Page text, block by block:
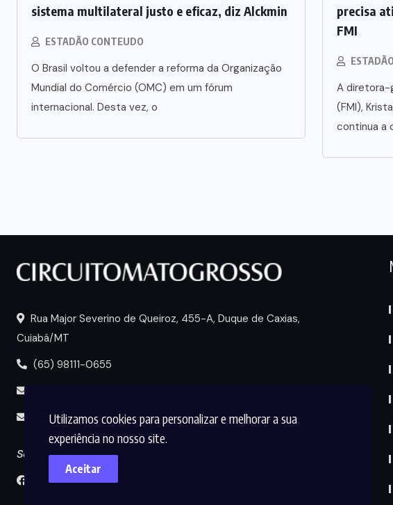
Utilizamos cookies para personalizar e melhorar a sua
experiência no nosso site.
Aceitar
sistema multilateral justo e eficaz, diz Alckmin
ESTADÃO CONTEUDO
O Brasil voltou a defender a reforma da Organização
Mundial do Comércio (OMC) em um fórum
internacional. Desta vez, o
precisa
FMI
A diretora-
(FMI),
continua a
Rua Major Severino de Queiroz, 455-A, Duque de Caxias,
Cuiabá/MT
(65) 98111-0655
midia@circuitomt.com.br
Seguir